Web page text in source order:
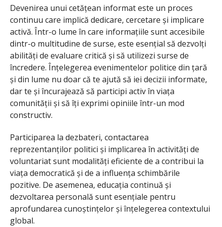
Devenirea unui cetățean informat este un proces
continuu care implică dedicare, cercetare și implicare
activă. Într-o lume în care informațiile sunt accesibile
dintr-o multitudine de surse, este esențial să dezvolți
abilități de evaluare critică și să utilizezi surse de
încredere. Înțelegerea evenimentelor politice din țară
și din lume nu doar că te ajută să iei decizii informate,
dar te și încurajează să participi activ în viața
comunității și să îți exprimi opiniile într-un mod
constructiv.
Participarea la dezbateri, contactarea
reprezentanților politici și implicarea în activități de
voluntariat sunt modalități eficiente de a contribui la
viața democratică și de a influența schimbările
pozitive. De asemenea, educația continuă și
dezvoltarea personală sunt esențiale pentru
aprofundarea cunoștințelor și înțelegerea contextului
global.